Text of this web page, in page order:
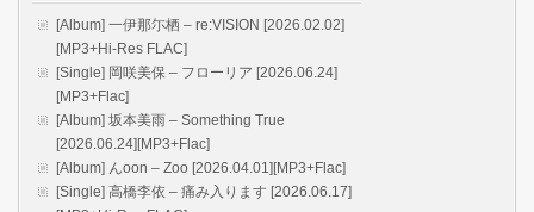
[Album] 一伊那尓栖 – re:VISION [2026.02.02]
[MP3+Hi-Res FLAC]
[Single] 岡咲美保 – フローリア [2026.06.24]
[MP3+Flac]
[Album] 坂本美雨 – Something True
[2026.06.24][MP3+Flac]
[Album] んoon – Zoo [2026.04.01][MP3+Flac]
[Single] 高橋李依 – 痛み入ります [2026.06.17]